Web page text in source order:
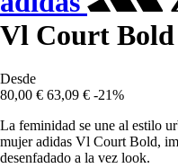
Vl Court Bold
Desde
80,00 € 63,09 € -21%
La feminidad se une al estilo
mujer adidas Vl Court Bold,
desenfadado a la vez look.